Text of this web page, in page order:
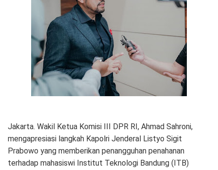
Jakarta. Wakil Ketua Komisi III DPR RI, Ahmad Sahroni,
mengapresiasi langkah Kapolri Jenderal Listyo Sigit
Prabowo yang memberikan penangguhan penahanan
terhadap mahasiswi Institut Teknologi Bandung (ITB)